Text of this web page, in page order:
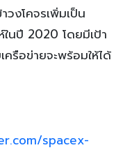
วงโคจรเพิ่มเป็น
นปี 2020 โดยมีเป้า
รือข่ายจะพร้อมให้ได้
spacex-